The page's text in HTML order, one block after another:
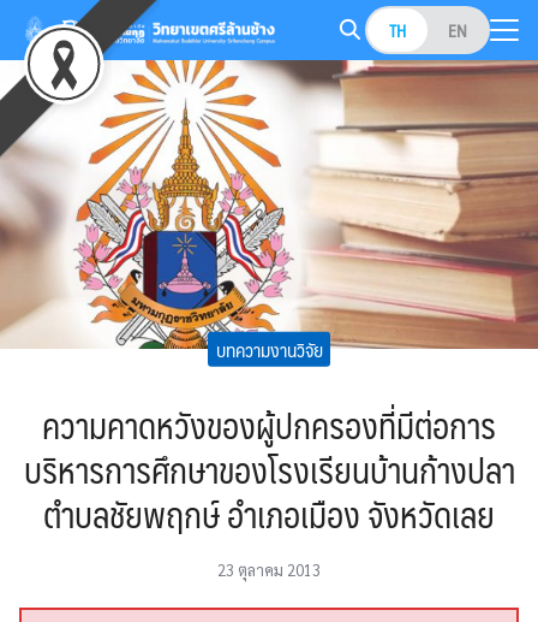
Skip
content
TH EN
Search
for:
บทความงานวิจัย
ความคาดหวังของผู้ปกครองที่มีต่อการ
บริหารการศึกษาของโรงเรียนบ้านก้างปลา
ตำบลชัยพฤกษ์ อำเภอเมือง จังหวัดเลย
23 ตุลาคม 2013